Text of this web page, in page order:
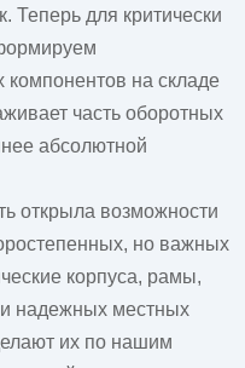
Теперь для критически
компонентов на складе
часть оборотных
абсолютной
открыла возможности
но важных
корпуса, рамы,
надежных местных
их по нашим